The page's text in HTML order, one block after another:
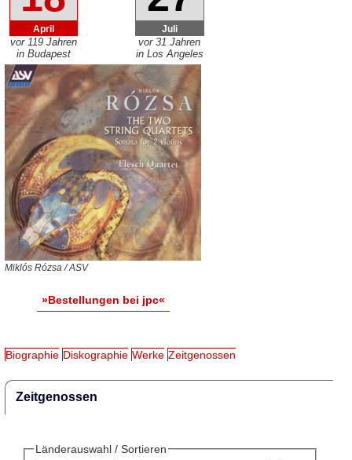
April
vor 119 Jahren
in Budapest
Juli
vor 31 Jahren
in Los Angeles
Miklós Rózsa / ASV
»Bestellungen bei jpc«
Biographie Diskographie Werke Zeitgenossen
Zeitgenossen
Länderauswahl / Sortieren